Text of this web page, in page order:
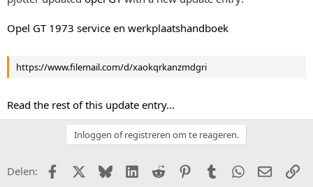
Opel GT 1973 service en werkplaatshandboek
https://www.filemail.com/d/xaokqrkanzmdgri
Read the rest of this update entry...
Inloggen of registreren om te reageren.
Delen: FacebookX (Twitter)
BlueskyLinkedIn
Reddit PinterestTumblr WhatsApp
E-mail